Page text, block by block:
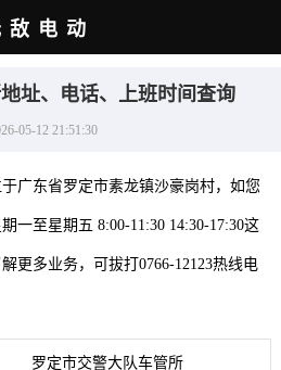
敌电动
址、电话、上班时间查询
05-12 21:51:30
广东省罗定市素龙镇沙豪岗村，如您
一至星期五 8:00-11:30 14:30-17:30这
更多业务，可拔打0766-12123热线电
罗定市交警大队车管所